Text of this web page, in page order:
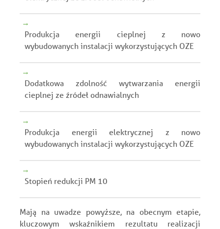
Produkcja energii cieplnej z nowo
wybudowanych instalacji wykorzystujących OZE
Dodatkowa zdolność wytwarzania energii
cieplnej ze źródeł odnawialnych
Produkcja energii elektrycznej z nowo
wybudowanych instalacji wykorzystujących OZE
Stopień redukcji PM 10
Mają na uwadze powyższe, na obecnym etapie,
kluczowym wskaźnikiem rezultatu realizacji